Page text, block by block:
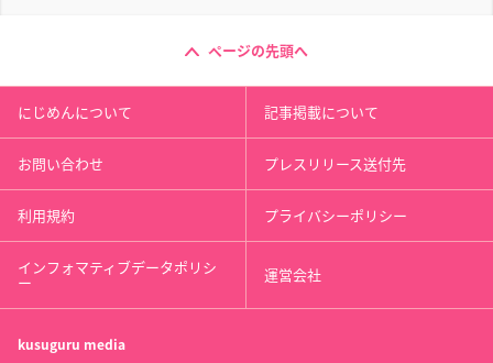
ページの先頭へ
にじめんについて 記事掲載について
お問い合わせ プレスリリース送付先
利用規約 プライバシーポリシー
インフォマティブデータポリシ
ー 運営会社
kusuguru media